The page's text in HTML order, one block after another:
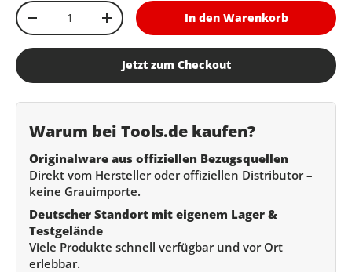
Anzahl
Menge verringernMenge erhöhenIn den Warenkorb
Jetzt zum Checkout
Warum bei Tools.de kaufen?
Originalware aus offiziellen Bezugsquellen
Direkt vom Hersteller oder offiziellen Distributor –
keine Grauimporte.
Deutscher Standort mit eigenem Lager &
Testgelände
Viele Produkte schnell verfügbar und vor Ort
erlebbar.